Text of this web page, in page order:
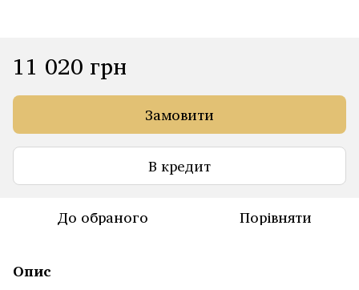
11 020 грн
Замовити
В кредит
До обраного Порівняти
Опис